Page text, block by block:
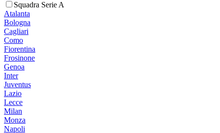
Squadra Serie A
Atalanta
Bologna
Cagliari
Como
Fiorentina
Frosinone
Genoa
Inter
Juventus
Lazio
Lecce
Milan
Monza
Napoli